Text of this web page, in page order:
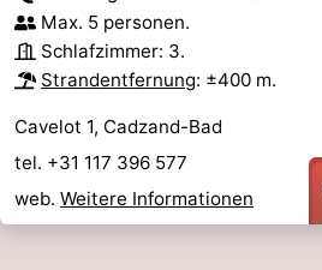
Max. 5 personen.
Schlafzimmer: 3.
Strandentfernung: ±400 m.
Cavelot 1, Cadzand-Bad
tel. +31 117 396 577
web. Weitere Informationen